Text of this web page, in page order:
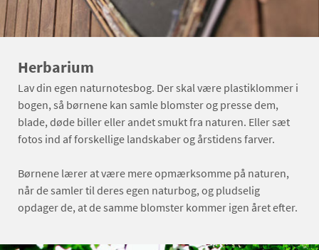
Herbarium
Lav din egen naturnotesbog. Der skal være plastiklommer i
bogen, så børnene kan samle blomster og presse dem,
blade, døde biller eller andet smukt fra naturen. Eller sæt
fotos ind af forskellige landskaber og årstidens farver.
Børnene lærer at være mere opmærksomme på naturen,
når de samler til deres egen naturbog, og pludselig
opdager de, at de samme blomster kommer igen året efter.